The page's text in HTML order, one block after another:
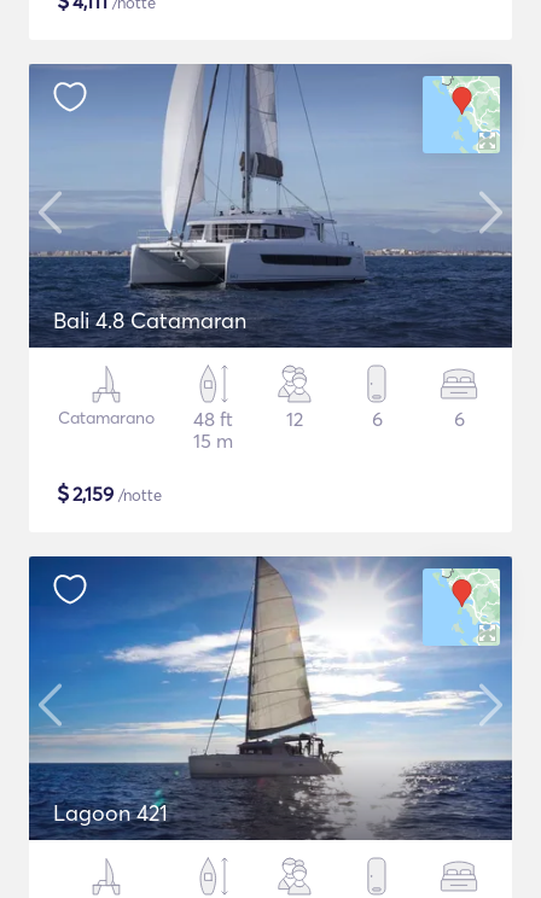
Bali 4.8 Catamaran
Catamarano
48 ft
15 m
12 6 6
$2,159 /notte
Lagoon 421